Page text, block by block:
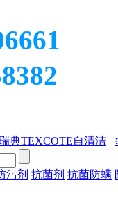
典TEXCOTE自清洁
污剂 抗菌剂 抗菌防螨